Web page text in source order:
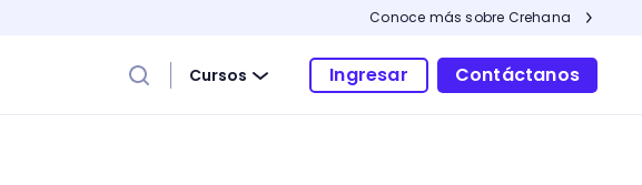
Conoce más sobre Crehana
Cursos Ingresar Contáctanos